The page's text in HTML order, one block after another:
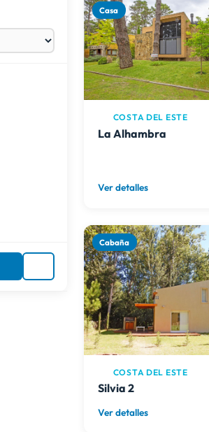
Casa
COSTA DEL ESTE
La Alhambra
Ver detalles
Cabaña
COSTA DEL ESTE
Silvia 2
Ver detalles